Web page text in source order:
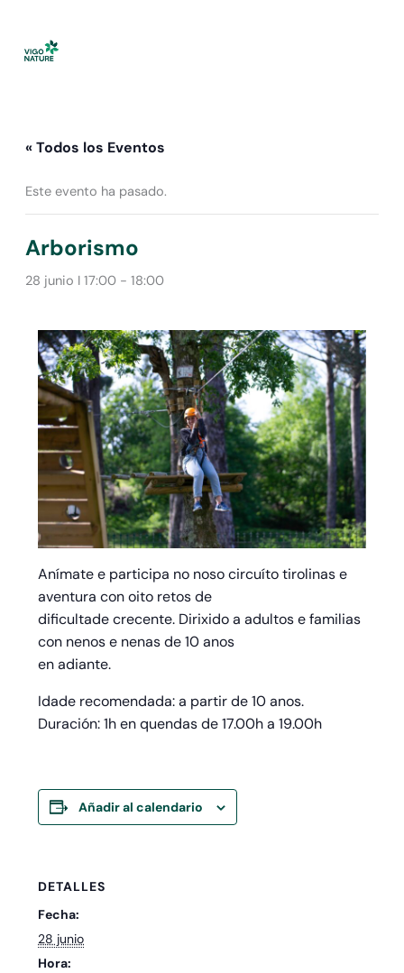
contenido
« Todos los Eventos
Este evento ha pasado.
Arborismo
28 junio I 17:00- 18:00
Anímate e participa no noso circuíto tirolinas e
aventura con oito retos de
dificultade crecente. Dirixido a adultos e familias
con nenos e nenas de 10 anos
en adiante.
Idade recomendada: a partir de 10 anos.
Duración: 1h en quendas de 17.00h a 19.00h
Añadir al calendario
DETALLES
Fecha:
28 junio
Hora: